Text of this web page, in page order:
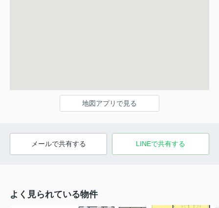
地図アプリで見る
メールで共有する LINEで共有する
よく見られている物件